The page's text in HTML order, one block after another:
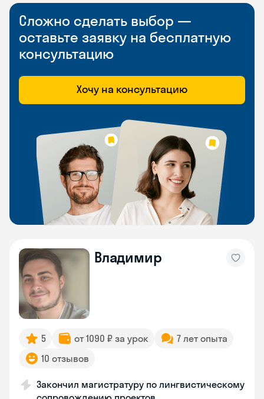
Сложно сделать выбор —
оставьте заявку на бесплатную
консультацию
Хочу на консультацию
Владимир
5 от 1090 ₽ за урок
7 лет опыта
10 отзывов
Закончил магистратуру по лингвистическому